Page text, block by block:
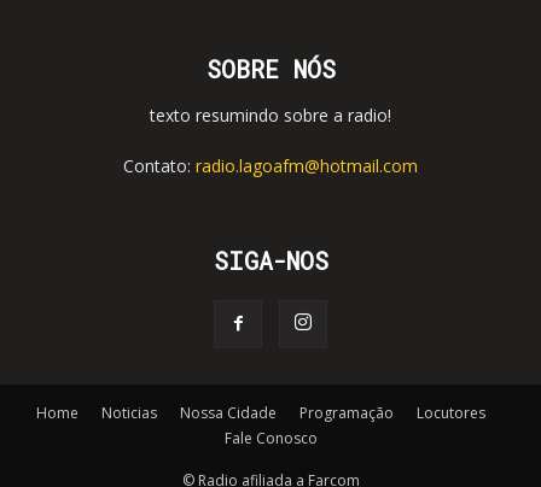
SOBRE NÓS
texto resumindo sobre a radio!
Contato: radio.lagoafm@hotmail.com
SIGA-NOS
Home Noticias Nossa Cidade Programação
Locutores
Fale Conosco
© Radio afiliada a Farcom